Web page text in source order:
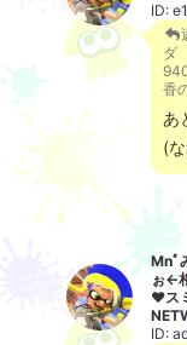
ID:
ダ
香
あ
(
Mnﾟ
ぉ←
♥ス
ID: